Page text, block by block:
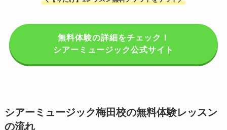
無料体験の詳細をチェック！
シアーミュージック公式サイト
シアーミュージック梅田校の無料体験レッスン
の流れ